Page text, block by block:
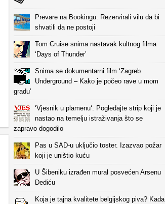
Prevare na Bookingu: Rezervirali vilu da bi
shvatili da ne postoji
Tom Cruise snima nastavak kultnog filma
‘Days of Thunder’
Snima se dokumentarni film ‘Zagreb
Underground – Kako je počeo rave u mom
gradu’
‘Vjesnik u plamenu‘. Pogledajte strip koji je
nastao na temelju istraživanja što se
zapravo dogodilo
Pas u SAD-u uključio toster. Izazvao požar
koji je uništio kuću
U Šibeniku izrađen mural posvećen Arsenu
Dediću
Koja je tajna kvalitete belgijskog piva? Kada